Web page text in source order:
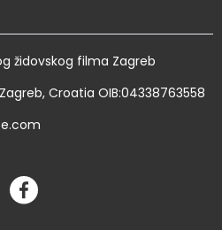
židovskog filma Zagreb
Croatia OIB:04338763558